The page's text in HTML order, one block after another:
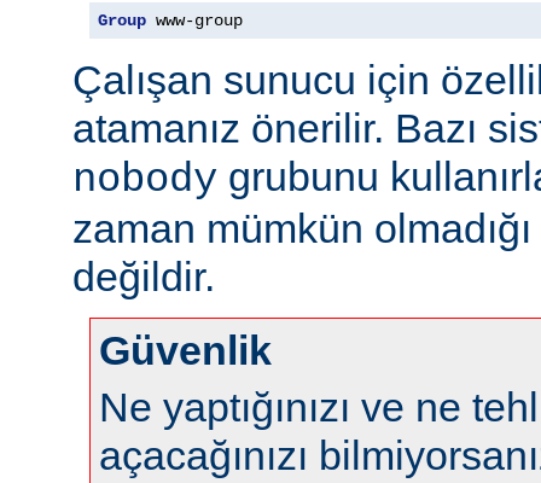
Group www-group
Çalışan sunucu için
atamanız önerilir. Bazı
nobody grubunu
zaman mümkün
değildir.
Güvenlik
Ne yaptığınızı ve ne
açacağınızı